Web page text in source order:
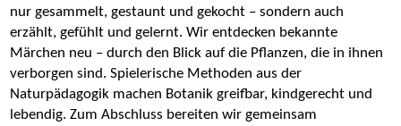
nur gesammelt, gestaunt und gekocht – sondern auch
erzählt, gefühlt und gelernt. Wir entdecken bekannte
Märchen neu – durch den Blick auf die Pflanzen, die in ihnen
verborgen sind. Spielerische Methoden aus der
Naturpädagogik machen Botanik greifbar, kindgerecht und
lebendig. Zum Abschluss bereiten wir gemeinsam